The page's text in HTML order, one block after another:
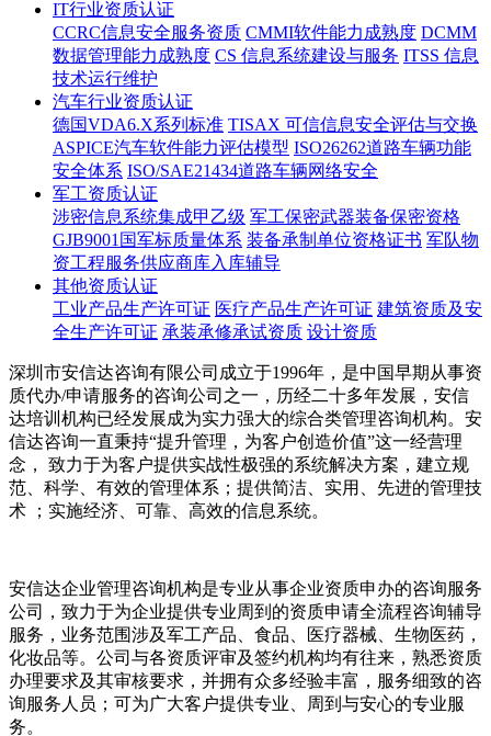
IT行业资质认证
CCRC信息安全服务资质 CMMI软件能力成熟度 DCMM
数据管理能力成熟度 CS 信息系统建设与服务 ITSS 信息
技术运行维护
汽车行业资质认证
德国VDA6.X系列标准 TISAX 可信信息安全评估与交换
ASPICE汽车软件能力评估模型 ISO26262道路车辆功能
安全体系 ISO/SAE21434道路车辆网络安全
军工资质认证
涉密信息系统集成甲乙级 军工保密武器装备保密资格
GJB9001国军标质量体系 装备承制单位资格证书 军队物
资工程服务供应商库入库辅导
其他资质认证
工业产品生产许可证 医疗产品生产许可证 建筑资质及安
全生产许可证 承装承修承试资质 设计资质
深圳市安信达咨询有限公司成立于1996年，是中国早期从事资
质代办/申请服务的咨询公司之一，历经二十多年发展，安信
达培训机构已经发展成为实力强大的综合类管理咨询机构。安
信达咨询一直秉持“提升管理，为客户创造价值”这一经营理
念， 致力于为客户提供实战性极强的系统解决方案，建立规
范、科学、有效的管理体系；提供简洁、实用、先进的管理技
术 ；实施经济、可靠、高效的信息系统。
安信达企业管理咨询机构是专业从事企业资质申办的咨询服务
公司，致力于为企业提供专业周到的资质申请全流程咨询辅导
服务，业务范围涉及军工产品、食品、医疗器械、生物医药，
化妆品等。公司与各资质评审及签约机构均有往来，熟悉资质
办理要求及其审核要求，并拥有众多经验丰富，服务细致的咨
询服务人员；可为广大客户提供专业、周到与安心的专业服
务。